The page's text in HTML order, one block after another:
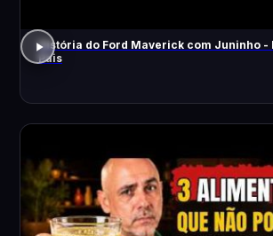
História do Ford Maverick com Juninho -
Pais